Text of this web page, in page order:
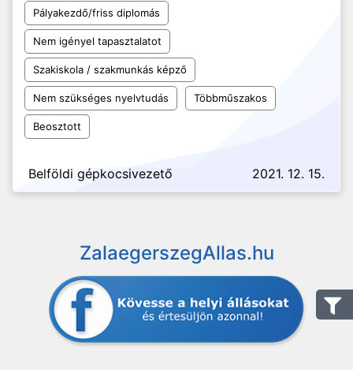
Pályakezdő/friss diplomás
Nem igényel tapasztalatot
Szakiskola / szakmunkás képző
Nem szükséges nyelvtudás Többműszakos
Beosztott
Belföldi gépkocsivezető 2021. 12. 15.
ZalaegerszegAllas.hu